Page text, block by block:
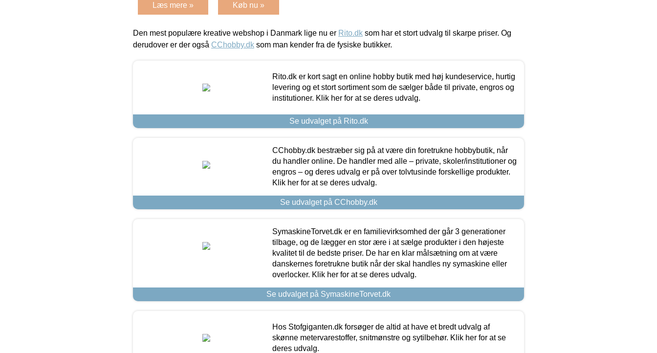
Læs mere » Køb nu »
Den mest populære kreative webshop i Danmark lige nu er Rito.dk som har et stort udvalg til skarpe priser. Og
derudover er der også CChobby.dk som man kender fra de fysiske butikker.
Rito.dk er kort sagt en online hobby butik med høj kundeservice, hurtig
levering og et stort sortiment som de sælger både til private, engros og
institutioner. Klik her for at se deres udvalg.
Se udvalget på Rito.dk
CChobby.dk bestræber sig på at være din foretrukne hobbybutik, når
du handler online. De handler med alle – private, skoler/institutioner og
engros – og deres udvalg er på over tolvtusinde forskellige produkter.
Klik her for at se deres udvalg.
Se udvalget på CChobby.dk
SymaskineTorvet.dk er en familievirksomhed der går 3 generationer
tilbage, og de lægger en stor ære i at sælge produkter i den højeste
kvalitet til de bedste priser. De har en klar målsætning om at være
danskernes foretrukne butik når der skal handles ny symaskine eller
overlocker. Klik her for at se deres udvalg.
Se udvalget på SymaskineTorvet.dk
Hos Stofgiganten.dk forsøger de altid at have et bredt udvalg af
skønne metervarestoffer, snitmønstre og sytilbehør. Klik her for at se
deres udvalg.